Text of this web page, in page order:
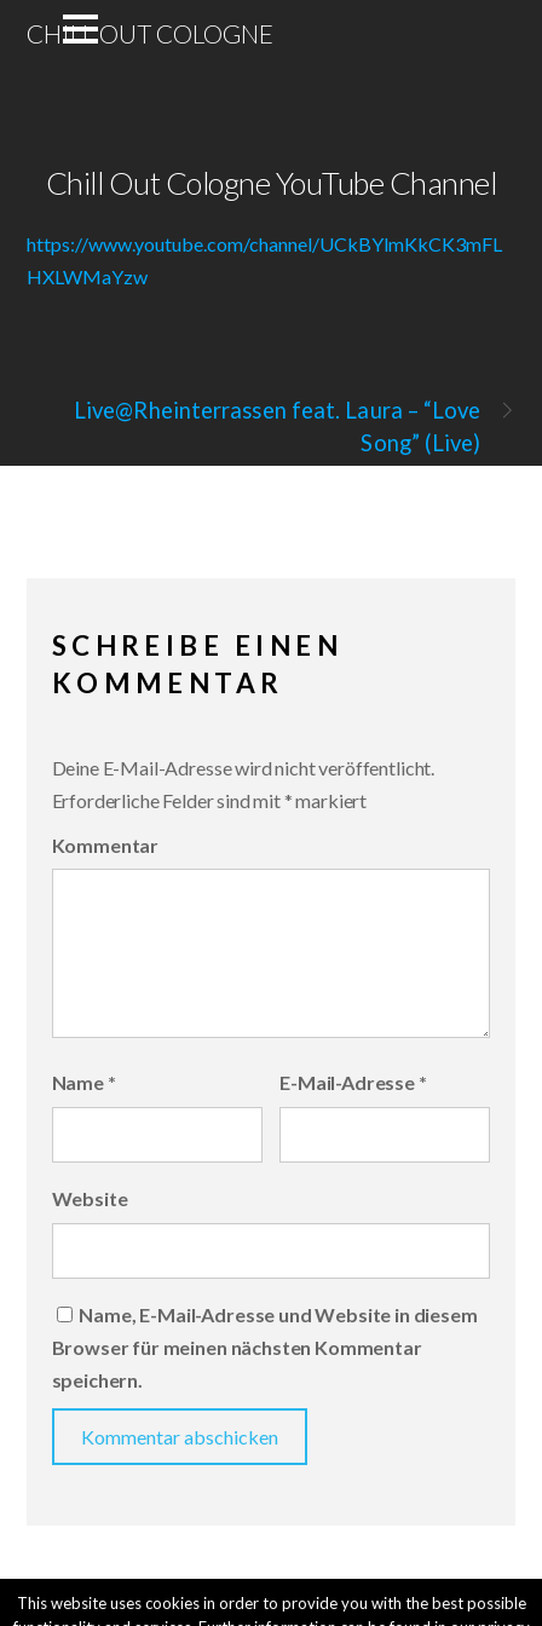
CHILL OUT COLOGNE
Chill Out Cologne YouTube Channel
https://www.youtube.com/channel/UCkBYlmKkCK3mFL
HXLWMaYzw
Live@Rheinterrassen feat. Laura – “Love
Song” (Live)
SCHREIBE EINEN
KOMMENTAR
Deine E-Mail-Adresse wird nicht veröffentlicht.
Erforderliche Felder sind mit *markiert
Kommentar
Name * E-Mail-Adresse *
Website
Name, E-Mail-Adresse und Website in diesem
Browser für meinen nächsten Kommentar
speichern.
This website uses cookies in order to provide you with the best possible